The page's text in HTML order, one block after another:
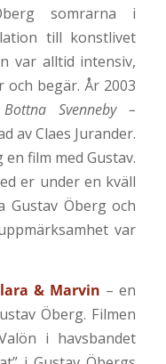
somrarna i
till konstlivet
var alltid intensiv,
begär. År 2003
Bottna Svenneby –
av Claes Jurander.
film med Gustav.
er under en kväll
Gustav Öberg och
var
& Marvin – en
Öberg. Filmen
i havsbandet